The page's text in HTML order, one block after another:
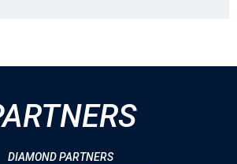
DIAMOND PARTNERS